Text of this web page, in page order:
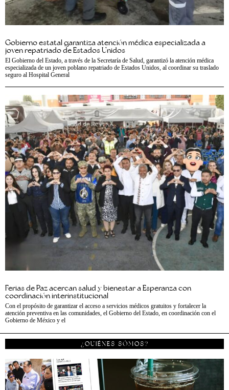
Gobierno estatal garantiza atención médica especializada a
joven repatriado de Estados Unidos
El Gobierno del Estado, a través de la Secretaría de Salud, garantizó la atención médica
especializada de un joven poblano repatriado de Estados Unidos, al coordinar su traslado
seguro al Hospital General
Ferias de Paz acercan salud y bienestar a Esperanza con
coordinación interinstitucional
Con el propósito de garantizar el acceso a servicios médicos gratuitos y fortalecer la
atención preventiva en las comunidades, el Gobierno del Estado, en coordinación con el
Gobierno de México y el
¿QUIÉNES SÓMOS?